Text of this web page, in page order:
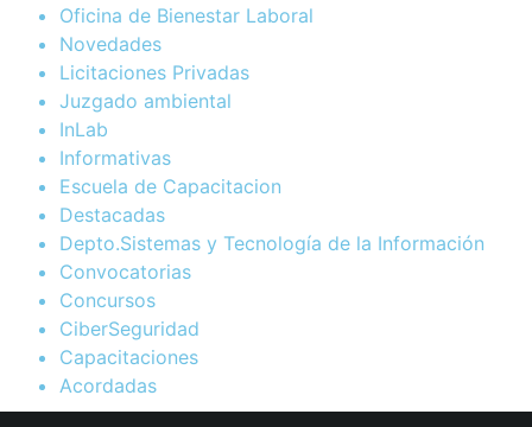
Oficina de Bienestar Laboral
Novedades
Licitaciones Privadas
Juzgado ambiental
InLab
Informativas
Escuela de Capacitacion
Destacadas
Depto.Sistemas y Tecnología de la Información
Convocatorias
Concursos
CiberSeguridad
Capacitaciones
Acordadas